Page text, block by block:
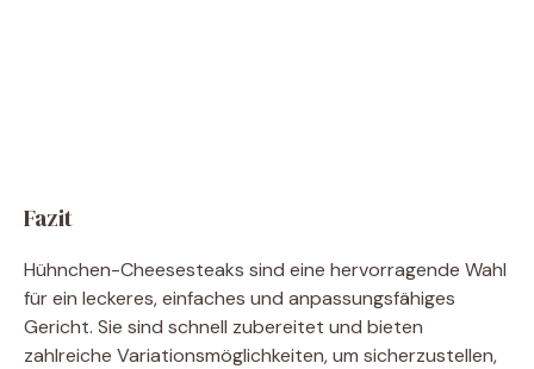
Fazit
Hühnchen-Cheesesteaks sind eine hervorragende Wahl
für ein leckeres, einfaches und anpassungsfähiges
Gericht. Sie sind schnell zubereitet und bieten
zahlreiche Variationsmöglichkeiten, um sicherzustellen,